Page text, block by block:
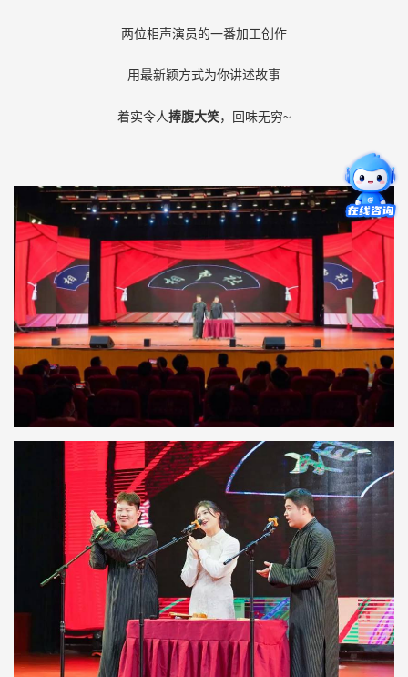
两位相声演员的一番加工创作
用最新颖方式为你讲述故事
着实令人捧腹大笑，回味无穷~